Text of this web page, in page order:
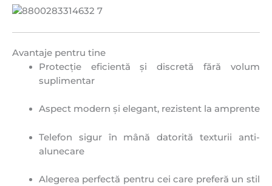
Avantaje pentru tine
Protecție eficientă și discretă fără volum
suplimentar
Aspect modern și elegant, rezistent la amprente
Telefon sigur în mână datorită texturii anti-
alunecare
Alegerea perfectă pentru cei care preferă un stil